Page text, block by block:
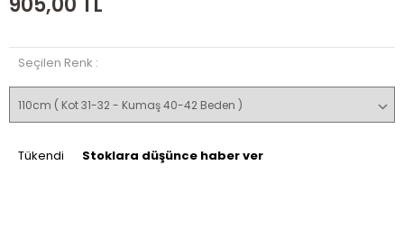
Seçilen Renk :
Tükendi Stoklara düşünce haber ver